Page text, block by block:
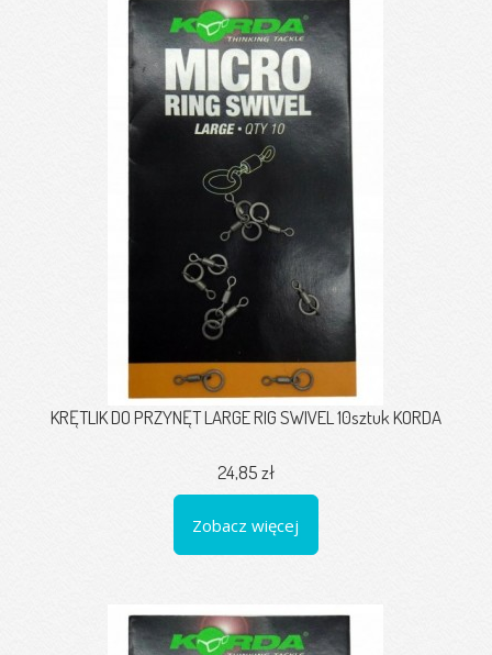
KRĘTLIK DO PRZYNĘT LARGE RIG SWIVEL 10sztuk KORDA
24,85 zł
Zobacz więcej